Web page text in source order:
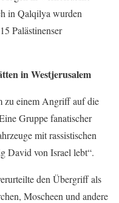
in Qalqilya wurden
Palästinenser
in Westjerusalem
zu einem Angriff auf die
Gruppe fanatischer
mit rassistischen
David von Israel lebt“.
den Übergriff als
Moscheen und andere